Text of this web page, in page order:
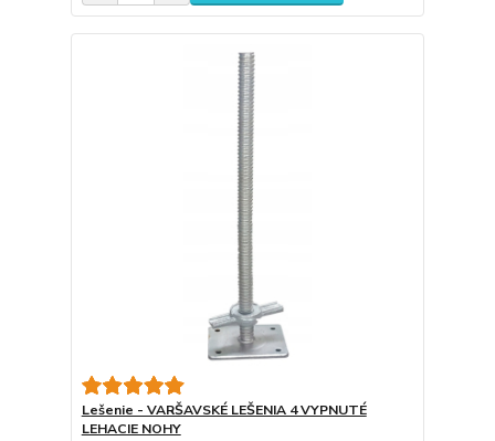
Lešenie - VARŠAVSKÉ LEŠENIA 4 VYPNUTÉ
LEHACIE NOHY